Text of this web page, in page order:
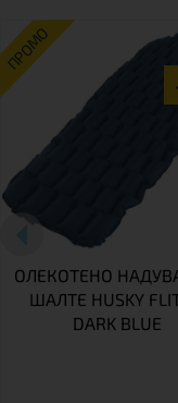
ПРОМО
ОЛЕКОТЕНО
ШАЛТЕ HUSKY
DARK BLUE